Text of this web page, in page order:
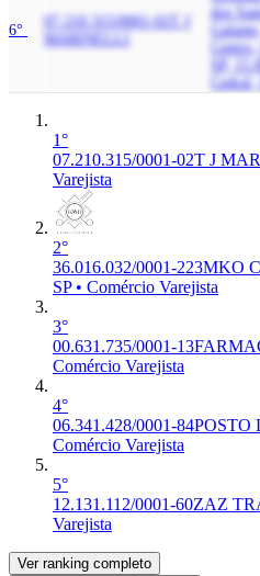
6°
07.210.315/0001-02T J
MARINELLI
dos
SP,
Cedral,
1°
07.210.315/0001-02T J
Varejista
2°
36.016.032/0001-223MKO
SP • Comércio Varejista
3°
00.631.735/0001-13
Comércio Varejista
4°
06.341.428/0001-84POSTO
Comércio Varejista
5°
12.131.112/0001-60ZAZ
Varejista
Ver ranking completo